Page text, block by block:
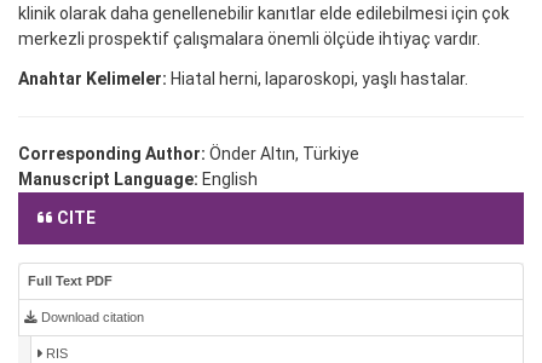
klinik olarak daha genellenebilir kanıtlar elde edilebilmesi için çok
merkezli prospektif çalışmalara önemli ölçüde ihtiyaç vardır.
Anahtar Kelimeler: Hiatal herni, laparoskopi, yaşlı hastalar.
Corresponding Author: Önder Altın, Türkiye
Manuscript Language: English
CITE
Full Text PDF
Download citation
RIS